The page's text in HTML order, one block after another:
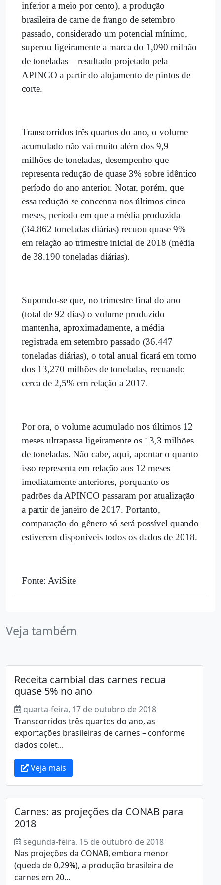
inferior a meio por cento), a produção
brasileira de carne de frango de setembro
passado, considerado um potencial mínimo,
superou ligeiramente a marca do 1,090 milhão
de toneladas – resultado projetado pela
APINCO a partir do alojamento de pintos de
corte.
Transcorridos três quartos do ano, o volume
acumulado não vai muito além dos 9,9
milhões de toneladas, desempenho que
representa redução de quase 3% sobre idêntico
período do ano anterior. Notar, porém, que
essa redução se concentra nos últimos cinco
meses, período em que a média produzida
(34.862 toneladas diárias) recuou quase 9%
em relação ao trimestre inicial de 2018 (média
de 38.190 toneladas diárias).
Supondo-se que, no trimestre final do ano
(total de 92 dias) o volume produzido
mantenha, aproximadamente, a média
registrada em setembro passado (36.447
toneladas diárias), o total anual ficará em torno
dos 13,270 milhões de toneladas, recuando
cerca de 2,5% em relação a 2017.
Por ora, o volume acumulado nos últimos 12
meses ultrapassa ligeiramente os 13,3 milhões
de toneladas. Não cabe, aqui, apontar o quanto
isso representa em relação aos 12 meses
imediatamente anteriores, porquanto os
padrões da APINCO passaram por atualização
a partir de janeiro de 2017. Portanto,
comparação do gênero só será possível quando
estiverem disponíveis todos os dados de 2018.
Fonte: AviSite
Veja também
Receita cambial das carnes recua
quase 5% no ano
quarta-feira, 17 de outubro de 2018
Transcorridos três quartos do ano, as
exportações brasileiras de carnes – conforme
dados colet...
Veja mais
Carnes: as projeções da CONAB para
2018
segunda-feira, 15 de outubro de 2018
Nas projeções da CONAB, embora menor
(queda de 0,29%), a produção brasileira de
carnes em 20...